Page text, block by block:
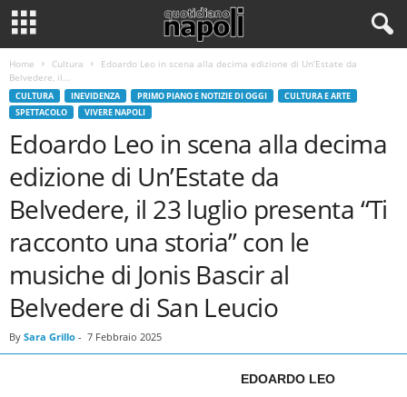
Home Cultura
Edoardo Leo in scena alla decima edizione di Un’Estate da
Belvedere, il...
CULTURA INEVIDENZA PRIMO PIANO E NOTIZIE DI OGGI
CULTURA E ARTE
SPETTACOLO
VIVERE NAPOLI
Edoardo Leo in scena alla decima
edizione di Un’Estate da
Belvedere, il 23 luglio presenta “Ti
racconto una storia” con le
musiche di Jonis Bascir al
Belvedere di San Leucio
By Sara Grillo - 7 Febbraio 2025
EDOARDO LEO